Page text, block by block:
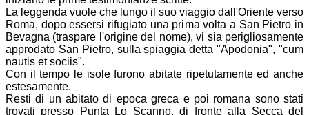
La leggenda vuole che lungo il suo viaggio dall'Oriente verso
Roma, dopo essersi rifugiato una prima volta a San Pietro in
Bevagna (traspare l'origine del nome), vi sia perigliosamente
approdato San Pietro, sulla spiaggia detta "Apodonia", "cum
nautis et sociis".
Con il tempo le isole furono abitate ripetutamente ed anche
estesamente.
Resti di un abitato di epoca greca e poi romana sono stati
trovati presso Punta Lo Scanno, di fronte alla Secca del